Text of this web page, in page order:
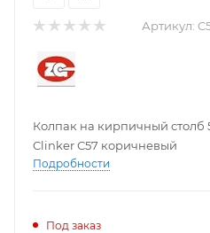
Артикул:
Колпак на кирпичный столб
Clinker С57 коричневый
Подробности
Под заказ